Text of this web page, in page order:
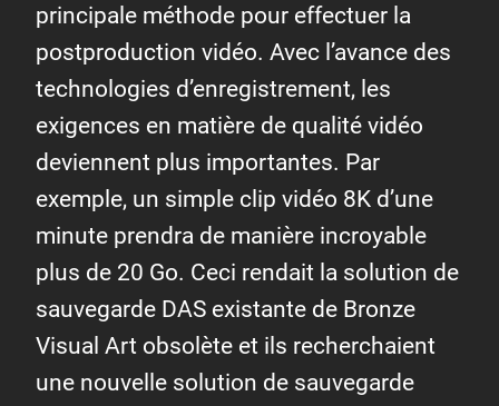
principale méthode pour effectuer la
postproduction vidéo. Avec l’avance des
technologies d’enregistrement, les
exigences en matière de qualité vidéo
deviennent plus importantes. Par
exemple, un simple clip vidéo 8K d’une
minute prendra de manière incroyable
plus de 20 Go. Ceci rendait la solution de
sauvegarde DAS existante de Bronze
Visual Art obsolète et ils recherchaient
une nouvelle solution de sauvegarde